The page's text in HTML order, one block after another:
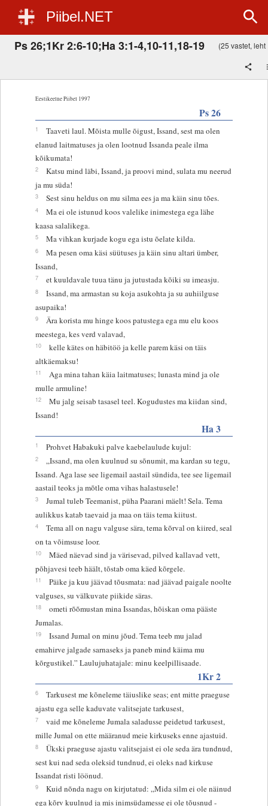
Piibel.NET
Ps 26;1Kr 2:6-10;Ha 3:1-4,10-11,18-19 (25 vastet, leht
Eestikeelne Piibel 1997
Ps 26
1
Taaveti laul. Mõista mulle õigust, Issand, sest ma olen
elanud laitmatuses ja olen lootnud Issanda peale ilma
kõikumata!
2
Katsu mind läbi, Issand, ja proovi mind, sulata mu neerud
ja mu süda!
3 Sest sinu heldus on mu silma ees ja ma käin sinu tões.
4
Ma ei ole istunud koos valelike inimestega ega lähe
kaasa salalikega.
5 Ma vihkan kurjade kogu ega istu õelate kilda.
6
Ma pesen oma käsi süütuses ja käin sinu altari ümber,
Issand,
7 et kuuldavale tuua tänu ja jutustada kõiki su imeasju.
8
Issand, ma armastan su koja asukohta ja su auhiilguse
asupaika!
9
Ära korista mu hinge koos patustega ega mu elu koos
meestega, kes verd valavad,
10
kelle kätes on häbitöö ja kelle parem käsi on täis
altkäemaksu!
11
Aga mina tahan käia laitmatuses; lunasta mind ja ole
mulle armuline!
12
Mu jalg seisab tasasel teel. Kogudustes ma kiidan sind,
Issand!
Ha 3
1 Prohvet Habakuki palve kaebelaulude kujul:
2
„Issand, ma olen kuulnud su sõnumit, ma kardan su tegu,
Issand. Aga lase see ligemail aastail sündida, tee see ligemail
aastail teoks ja mõtle oma vihas halastusele!
3
Jumal tuleb Teemanist, püha Paarani mäelt! Sela. Tema
aulikkus katab taevaid ja maa on täis tema kiitust.
4
Tema all on nagu valguse sära, tema kõrval on kiired, seal
on ta võimsuse loor.
10
Mäed näevad sind ja värisevad, pilved kallavad vett,
põhjavesi teeb häält, tõstab oma käed kõrgele.
11
Päike ja kuu jäävad tõusmata: nad jäävad paigale noolte
valguses, su välkuvate piikide säras.
18
ometi rõõmustan mina Issandas, hõiskan oma pääste
Jumalas.
19
Issand Jumal on minu jõud. Tema teeb mu jalad
emahirve jalgade sarnaseks ja paneb mind käima mu
kõrgustikel.” Laulujuhatajale: minu keelpillisaade.
1Kr 2
6
Tarkusest me kõneleme täiuslike seas; ent mitte praeguse
ajastu ega selle kaduvate valitsejate tarkusest,
7
vaid me kõneleme Jumala saladusse peidetud tarkusest,
mille Jumal on ette määranud meie kirkuseks enne ajastuid.
8
Ükski praeguse ajastu valitsejaist ei ole seda ära tundnud,
sest kui nad seda oleksid tundnud, ei oleks nad kirkuse
Issandat risti löönud.
9
Kuid nõnda nagu on kirjutatud: „Mida silm ei ole näinud
ega kõrv kuulnud ja mis inimsüdamesse ei ole tõusnud -